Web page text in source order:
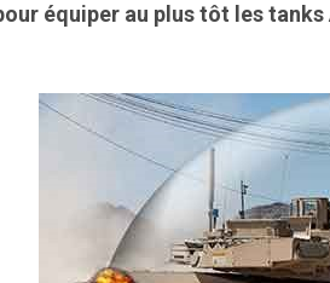
équiper au plus tôt les tanks